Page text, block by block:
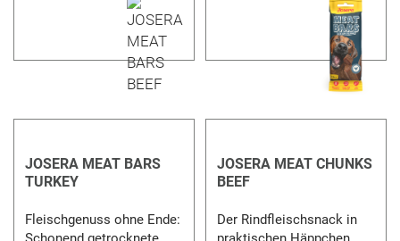
JOSERA MEAT BARS
TURKEY
Fleischgenuss ohne Ende:
JOSERA MEAT CHUNKS
BEEF
Der Rindfleischsnack in